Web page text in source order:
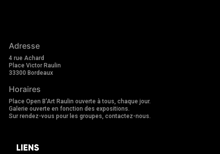
Adresse
4 rue Achard
Place Victor Raulin
33300 Bordeaux
Horaires
Place Open B'Art Raulin ouverte à tous, chaque jour.
Galerie ouverte en fonction des expositions.
Sur rendez-vous pour les groupes, contactez-nous.
LIENS